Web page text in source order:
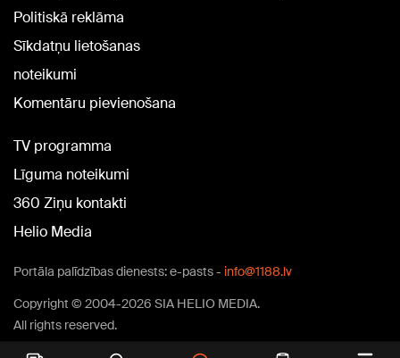
Politiskā reklāma
Sīkdatņu lietošanas
noteikumi
Komentāru pievienošana
TV programma
Līguma noteikumi
360 Ziņu kontakti
Helio Media
Portāla palīdzības dienests: e-pasts - info@1188.lv
Copyright © 2004-2026 SIA HELIO MEDIA.
All rights reserved.